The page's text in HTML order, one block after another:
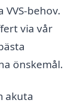
behov.
via vår
önskemål.
akuta